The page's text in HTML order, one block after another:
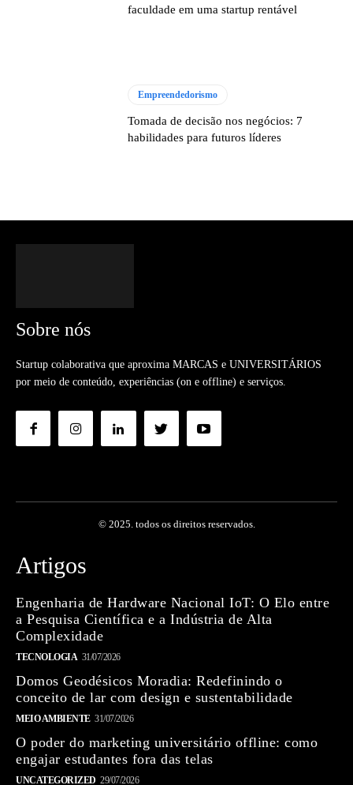
faculdade em uma startup rentável
Empreendedorismo
Tomada de decisão nos negócios: 7
habilidades para futuros líderes
Sobre nós
Startup colaborativa que aproxima MARCAS e UNIVERSITÁRIOS
por meio de conteúdo, experiências (on e offline) e serviços.
© 2025. todos os direitos reservados.
Artigos
Engenharia de Hardware Nacional IoT: O Elo entre
a Pesquisa Científica e a Indústria de Alta
Complexidade
TECNOLOGIA 31/07/2026
Domos Geodésicos Moradia: Redefinindo o
conceito de lar com design e sustentabilidade
MEIO AMBIENTE 31/07/2026
O poder do marketing universitário offline: como
engajar estudantes fora das telas
UNCATEGORIZED 29/07/2026